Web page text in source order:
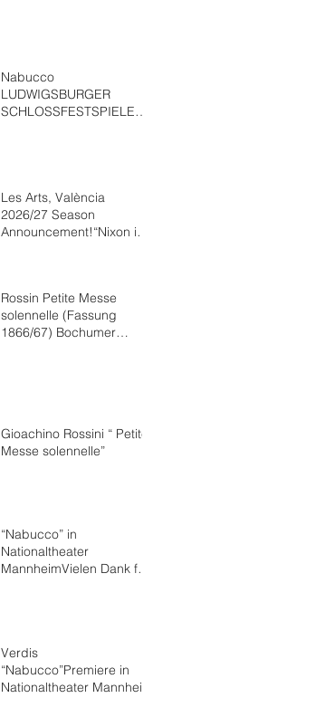
Nabucco
LUDWIGSBURGER
SCHLOSSFESTSPIELEWit
Les Arts, València
2026/27 Season
Announcement!“Nixon in
Rossin Petite Messe
solennelle (Fassung
1866/67) Bochumer
Gioachino Rossini “ Petite
Messe solennelle”
“Nabucco” in
Nationaltheater
MannheimVielen Dank für
Verdis
“Nabucco”Premiere in
Nationaltheater Mannheim